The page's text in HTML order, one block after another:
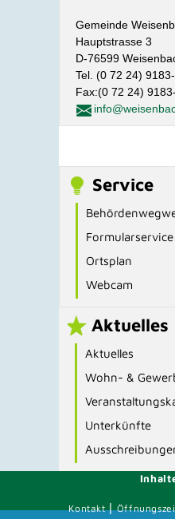
Gemeinde
Hauptstrasse 3
D-76599
Tel. (0 72 24)
Fax:(0 72 24)
Service
Formularservice
Ortsplan
Webcam
Aktuelles
Aktuelles
Wohn- &
Unterkünfte
Kontakt|